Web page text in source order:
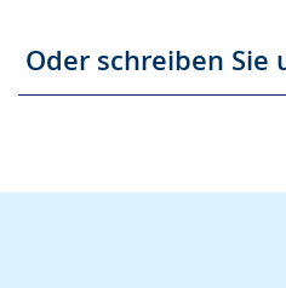
Oder schreiben Sie